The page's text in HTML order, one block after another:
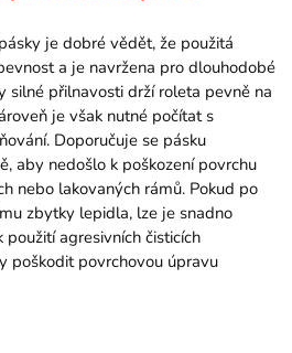
je dobré vědět, že použitá
a je navržena pro dlouhodobé
silné přilnavosti drží roleta pevně na
je však nutné počítat s
Doporučuje se pásku
aby nedošlo k poškození povrchu
nebo lakovaných rámů. Pokud po
zbytky lepidla, lze je snadno
agresivních čisticích
poškodit povrchovou úpravu